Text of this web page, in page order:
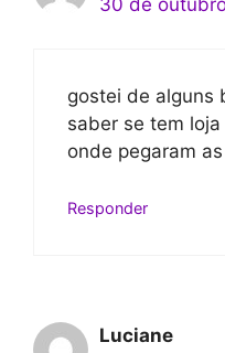
gostei de alguns
saber se tem
onde pegaram
Responder
Luciane